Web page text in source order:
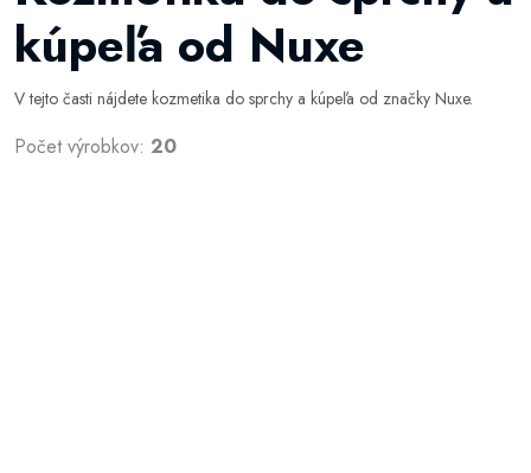
kúpeľa od Nuxe
V tejto časti nájdete kozmetika do sprchy a kúpeľa od značky Nuxe.
Počet výrobkov: 20